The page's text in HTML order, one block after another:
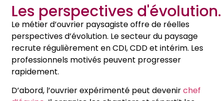
Les perspectives d'évolution.
Le métier d’ouvrier paysagiste offre de réelles
perspectives d’évolution. Le secteur du paysage
recrute régulièrement en CDI, CDD et intérim. Les
professionnels motivés peuvent progresser
rapidement.
D’abord, l’ouvrier expérimenté peut devenirchef